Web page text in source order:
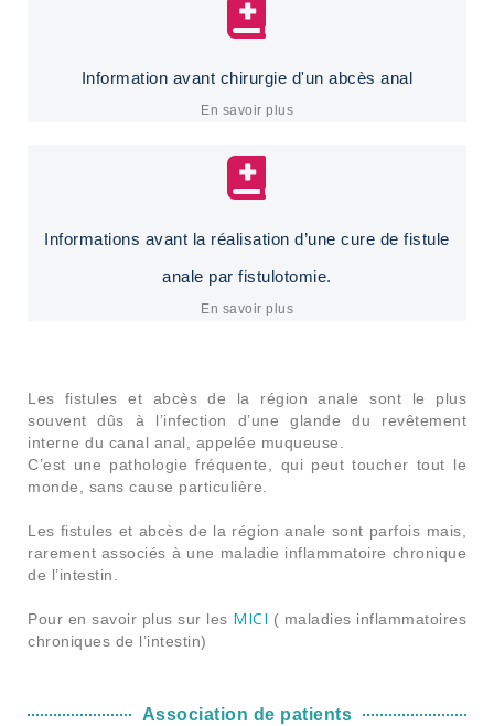
Information avant chirurgie d'un abcès anal​
En savoir plus
Informations avant la réalisation d’une cure de fistule
anale par fistulotomie.
En savoir plus
Les fistules et abcès de la région anale sont le plus
souvent dûs à l’infection d’une glande du revêtement
interne du canal anal, appelée muqueuse.
C’est une pathologie fréquente, qui peut toucher tout le
monde, sans cause particulière.
Les fistules et abcès de la région anale sont parfois mais,
rarement associés à une maladie inflammatoire chronique
de l’intestin.
Pour en savoir plus sur les MICI ( maladies inflammatoires
chroniques de l’intestin)
Association de patients